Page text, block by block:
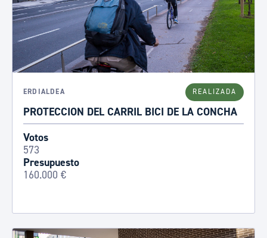
ERDIALDEA REALIZADA
PROTECCION DEL CARRIL BICI DE LA CONCHA
Votos
573
Presupuesto
160.000 €